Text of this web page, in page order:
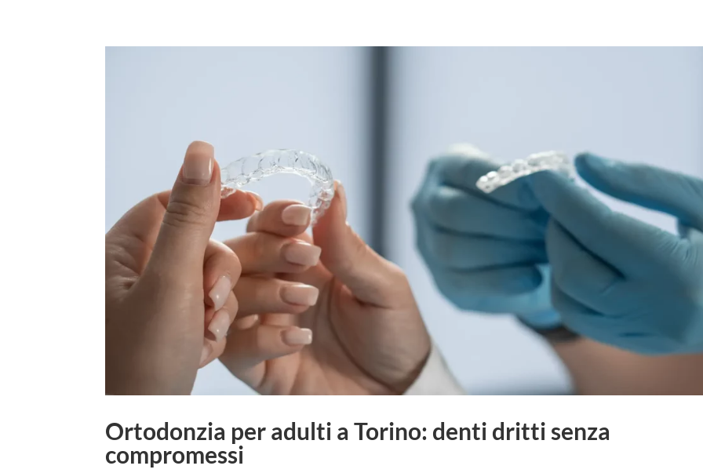
Ortodonzia per adulti a Torino: denti dritti senza
compromessi